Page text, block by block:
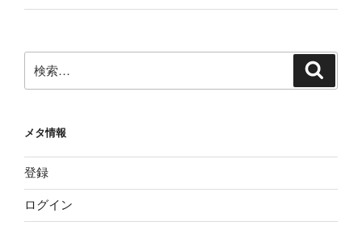
索:
メタ情報
登録
ログイン